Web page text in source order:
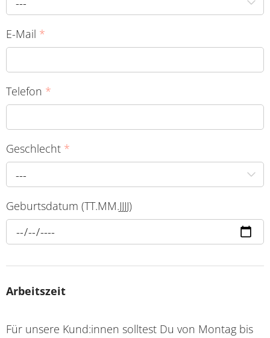
E-Mail *
Telefon *
Geschlecht *
---
Geburtsdatum (TT.MM.JJJJ)
Arbeitszeit
Für unsere Kund:innen solltest Du von Montag bis